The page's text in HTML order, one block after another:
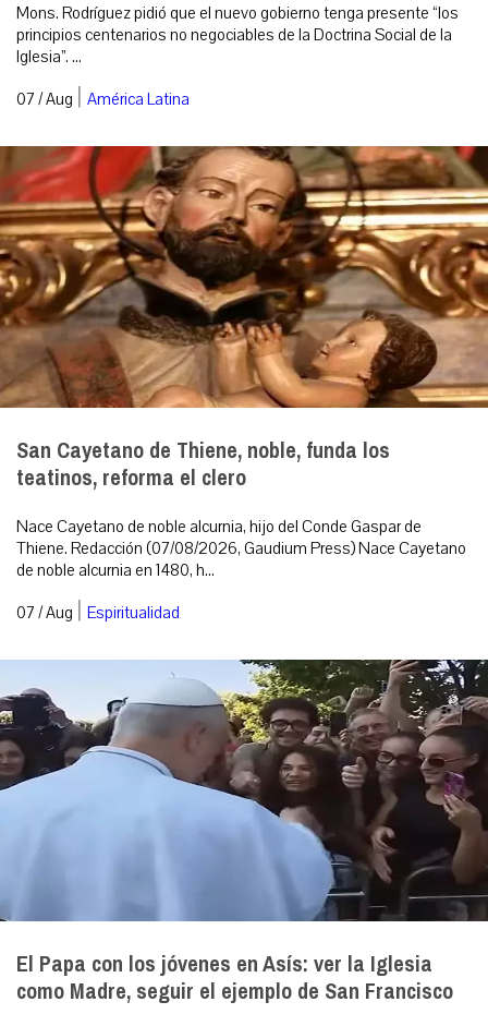
Mons. Rodríguez pidió que el nuevo gobierno tenga presente “los
principios centenarios no negociables de la Doctrina Social de la
Iglesia”. ...
07 / Aug | América Latina
San Cayetano de Thiene, noble, funda los
teatinos, reforma el clero
Nace Cayetano de noble alcurnia, hijo del Conde Gaspar de
Thiene. Redacción (07/08/2026, Gaudium Press) Nace Cayetano
de noble alcurnia en 1480, h...
07 / Aug | Espiritualidad
El Papa con los jóvenes en Asís: ver la Iglesia
como Madre, seguir el ejemplo de San Francisco